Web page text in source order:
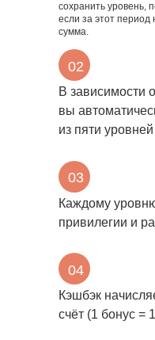
В зависимости
вы
из пяти уровней
02
Каждому
привилегии и
03
Кэшбэк
счёт (1 бонус =
04
сохранить уровень,
если за этот
сумма.